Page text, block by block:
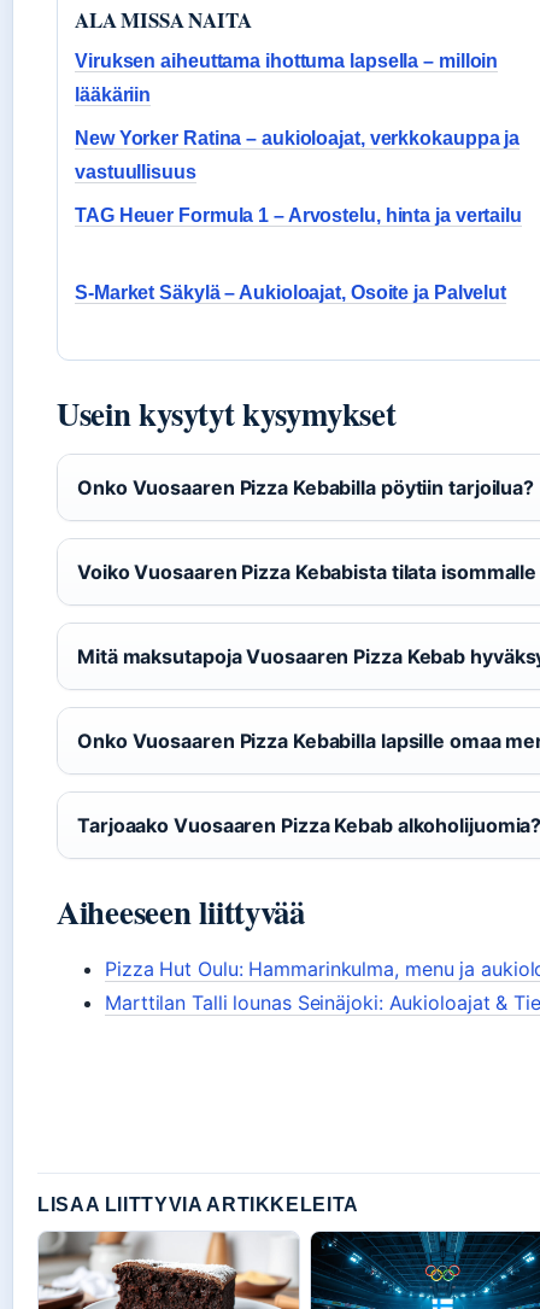
ALA MISSA NAITA
Viruksen aiheuttama ihottuma lapsella – milloin
lääkäriin
New Yorker Ratina – aukioloajat, verkkokauppa ja
vastuullisuus
TAG Heuer Formula 1 – Arvostelu, hinta ja vertailu
S-Market Säkylä – Aukioloajat, Osoite ja Palvelut
Usein kysytyt kysymykset
Onko Vuosaaren Pizza Kebabilla pöytiin tarjoilua?
Voiko Vuosaaren Pizza Kebabista tilata
Mitä maksutapoja Vuosaaren Pizza Kebab
Onko Vuosaaren Pizza Kebabilla lapsille omaa
Tarjoaako Vuosaaren Pizza Kebab
Aiheeseen liittyvää
Pizza Hut Oulu: Hammarinkulma, menu ja
Marttilan Talli lounas Seinäjoki: Aukioloajat &
LISAA LIITTYVIA ARTIKKELEITA